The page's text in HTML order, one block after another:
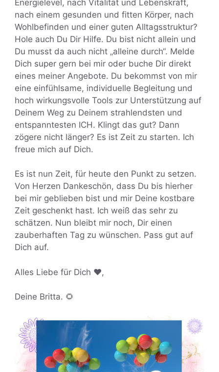
Energielevel, nach Vitalität und Lebenskraft,
nach einem gesunden und fitten Körper, nach
Wohlbefinden und einer guten Alltagsstruktur?
Hole auch Du Dir Hilfe. Du bist nicht allein und
Du musst da auch nicht „alleine durch“. Melde
Dich super gern bei mir oder buche Dir direkt
eines meiner Angebote. Du bekommst von mir
eine einfühlsame, individuelle Begleitung und
hoch wirkungsvolle Tools zur Unterstützung auf
Deinem Weg zu Deinem strahlendsten und
entspanntesten ICH. Klingt das gut? Dann
zögere nicht länger? Es ist Zeit zu starten. Ich
freue mich auf Dich.
Es ist nun Zeit, für heute den Punkt zu setzen.
Von Herzen Dankeschön, dass Du bis hierher
bei mir geblieben bist und mir Deine kostbare
Zeit geschenkt hast. Ich weiß das sehr zu
schätzen. Nun bleibt mir noch, Dir einen
zauberhaften Tag zu wünschen. Pass gut auf
Dich auf.
Alles Liebe für Dich ❤️,
Deine Britta. 🌻